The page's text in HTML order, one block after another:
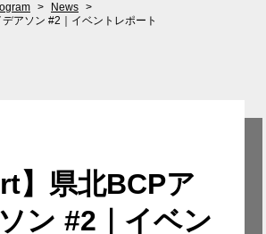
News
デアソン #2｜イベントレポート
】県北BCPア
ン #2｜イベン